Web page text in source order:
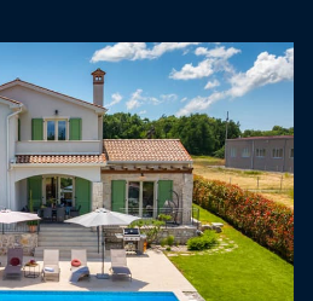
je ideální pro stolování
hosty jsou k dispozici dvě
a dvě jízdní kola.
plochy rozložené na
podlažích. V přízemí se
vybavená kuchyň s jídelním
pokoj s přímým
ložnice s manželskou